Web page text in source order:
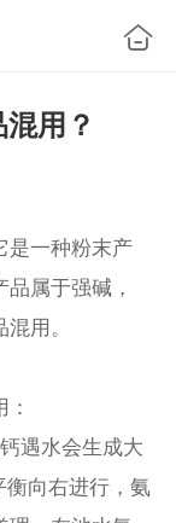
用？
是一种粉末产
属于强碱，
用。
遇水会生成大
衡向右进行，氨